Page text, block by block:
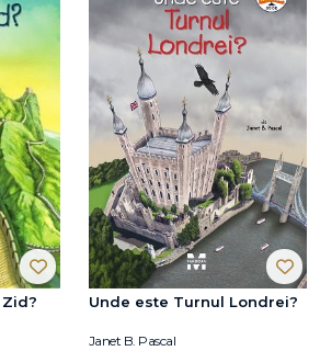
Unde este Turnul Londrei?
Janet B. Pascal